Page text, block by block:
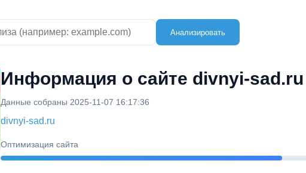
Анализировать
Информация о сайте divnyi-sad.ru
Данные собраны 2025-11-07 16:17:36
divnyi-sad.ru
Оптимизация сайта